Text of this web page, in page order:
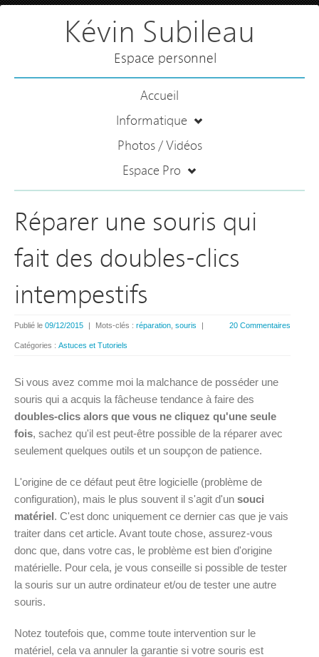
Kévin Subileau
Espace personnel
Accueil
Informatique
Photos / Vidéos
Espace Pro
Réparer une souris qui
fait des doubles-clics
intempestifs
20 Commentaires
Publié le 09/12/2015 | Mots-clés : réparation souris |
Catégories : Astuces et Tutoriels
Si vous avez comme moi la malchance de posséder une
souris qui a acquis la fâcheuse tendance à faire des
doubles-clics alors que vous ne cliquez qu'une seule
fois, sachez qu'il est peut-être possible de la réparer avec
seulement quelques outils et un soupçon de patience.
L'origine de ce défaut peut être logicielle (problème de
configuration), mais le plus souvent il s'agit d'un souci
matériel. C'est donc uniquement ce dernier cas que je vais
traiter dans cet article. Avant toute chose, assurez-vous
donc que, dans votre cas, le problème est bien d'origine
matérielle. Pour cela, je vous conseille si possible de tester
la souris sur un autre ordinateur et/ou de tester une autre
souris.
Notez toutefois que, comme toute intervention sur le
matériel, cela va annuler la garantie si votre souris est